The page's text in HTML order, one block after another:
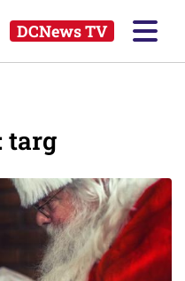
DCNews TV
targ